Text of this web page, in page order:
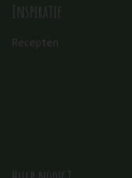
Inspiratie
Recepten